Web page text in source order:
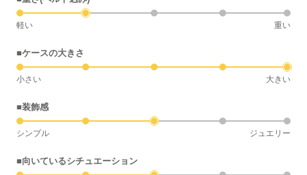
軽い 重い
■ケースの大きさ
小さい 大きい
■装飾感
シンプル ジュエリー
■向いているシチュエーション